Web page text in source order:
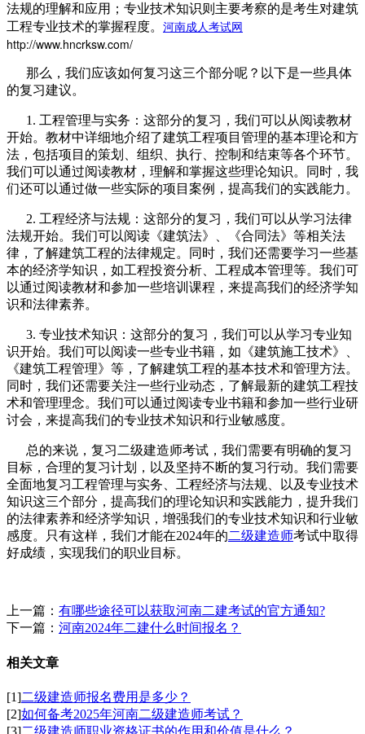
法规的理解和应用；专业技术知识则主要考察的是考生对建筑
工程专业技术的掌握程度。 河南成人考试网
http://www.hncrksw.com/
那么，我们应该如何复习这三个部分呢？以下是一些具体
的复习建议。
1. 工程管理与实务：这部分的复习，我们可以从阅读教材
开始。教材中详细地介绍了建筑工程项目管理的基本理论和方
法，包括项目的策划、组织、执行、控制和结束等各个环节。
我们可以通过阅读教材，理解和掌握这些理论知识。同时，我
们还可以通过做一些实际的项目案例，提高我们的实践能力。
2. 工程经济与法规：这部分的复习，我们可以从学习法律
法规开始。我们可以阅读《建筑法》、《合同法》等相关法
律，了解建筑工程的法律规定。同时，我们还需要学习一些基
本的经济学知识，如工程投资分析、工程成本管理等。我们可
以通过阅读教材和参加一些培训课程，来提高我们的经济学知
识和法律素养。
3. 专业技术知识：这部分的复习，我们可以从学习专业知
识开始。我们可以阅读一些专业书籍，如《建筑施工技术》、
《建筑工程管理》等，了解建筑工程的基本技术和管理方法。
同时，我们还需要关注一些行业动态，了解最新的建筑工程技
术和管理理念。我们可以通过阅读专业书籍和参加一些行业研
讨会，来提高我们的专业技术知识和行业敏感度。
总的来说，复习二级建造师考试，我们需要有明确的复习
目标，合理的复习计划，以及坚持不断的复习行动。我们需要
全面地复习工程管理与实务、工程经济与法规、以及专业技术
知识这三个部分，提高我们的理论知识和实践能力，提升我们
的法律素养和经济学知识，增强我们的专业技术知识和行业敏
感度。只有这样，我们才能在2024年的二级建造师考试中取得
好成绩，实现我们的职业目标。
上一篇： 有哪些途径可以获取河南二建考试的官方通知?
下一篇： 河南2024年二建什么时间报名？
相关文章
[1]二级建造师报名费用是多少？
[2]如何备考2025年河南二级建造师考试？
[3]二级建造师职业资格证书的作用和价值是什么？